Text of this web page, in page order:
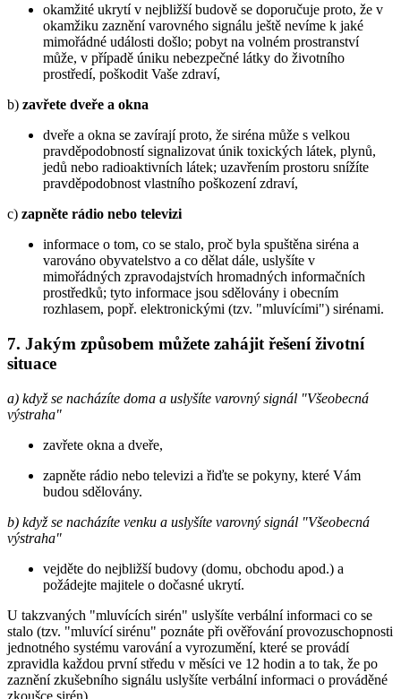
okamžité ukrytí v nejbližší budově se doporučuje proto, že v
okamžiku zaznění varovného signálu ještě nevíme k jaké
mimořádné události došlo; pobyt na volném prostranství
může, v případě úniku nebezpečné látky do životního
prostředí, poškodit Vaše zdraví,
b) zavřete dveře a okna
dveře a okna se zavírají proto, že siréna může s velkou
pravděpodobností signalizovat únik toxických látek, plynů,
jedů nebo radioaktivních látek; uzavřením prostoru snížíte
pravděpodobnost vlastního poškození zdraví,
c) zapněte rádio nebo televizi
informace o tom, co se stalo, proč byla spuštěna siréna a
varováno obyvatelstvo a co dělat dále, uslyšíte v
mimořádných zpravodajstvích hromadných informačních
prostředků; tyto informace jsou sdělovány i obecním
rozhlasem, popř. elektronickými (tzv. "mluvícími") sirénami.
7. Jakým způsobem můžete zahájit řešení životní
situace
a) když se nacházíte doma a uslyšíte varovný signál "Všeobecná
výstraha"
zavřete okna a dveře,
zapněte rádio nebo televizi a řiďte se pokyny, které Vám
budou sdělovány.
b) když se nacházíte venku a uslyšíte varovný signál "Všeobecná
výstraha"
vejděte do nejbližší budovy (domu, obchodu apod.) a
požádejte majitele o dočasné ukrytí.
U takzvaných "mluvících sirén" uslyšíte verbální informaci co se
stalo (tzv. "mluvící sirénu" poznáte při ověřování provozuschopnosti
jednotného systému varování a vyrozumění, které se provádí
zpravidla každou první středu v měsíci ve 12 hodin a to tak, že po
zaznění zkušebního signálu uslyšíte verbální informaci o prováděné
zkoušce sirén).